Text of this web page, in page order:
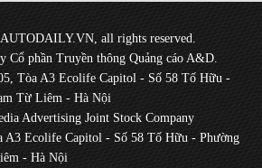
all rights reserved.
Cổ phần Truyền thông Quảng cáo A&D.
Tòa A3 Ecolife Capitol - Số 58 Tố Hữu -
Từ Liêm - Hà Nội
Advertising Joint Stock Company
A3 Ecolife Capitol - Số 58 Tố Hữu - Phường
- Hà Nội